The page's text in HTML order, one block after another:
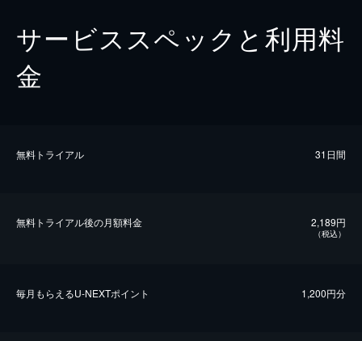
サービススペックと利用料
金
無料トライアル 31日間
無料トライアル後の⽉額料金 2,189円
（税込）
毎⽉もらえるU-NEXTポイント 1,200円分